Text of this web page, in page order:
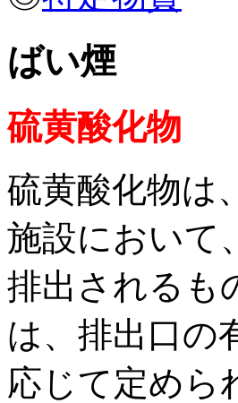
ばい煙
硫黄酸化物
硫黄酸化物は
施設において
排出されるも
は、排出口の
応じて定めら